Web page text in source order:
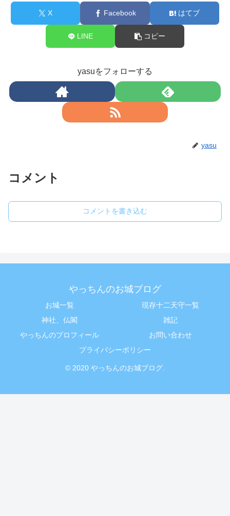
X Facebook はてブ
LINE コピー
yasuをフォローする
yasu
コメント
コメントを書き込む
やっちんのお城ブログ
お城一覧
現存十二天守一覧
神社、仏閣
雑記
やっちんのプロフィール
お問い合わせ
プライバシーポリシー
© 2020 やっちんのお城ブログ.